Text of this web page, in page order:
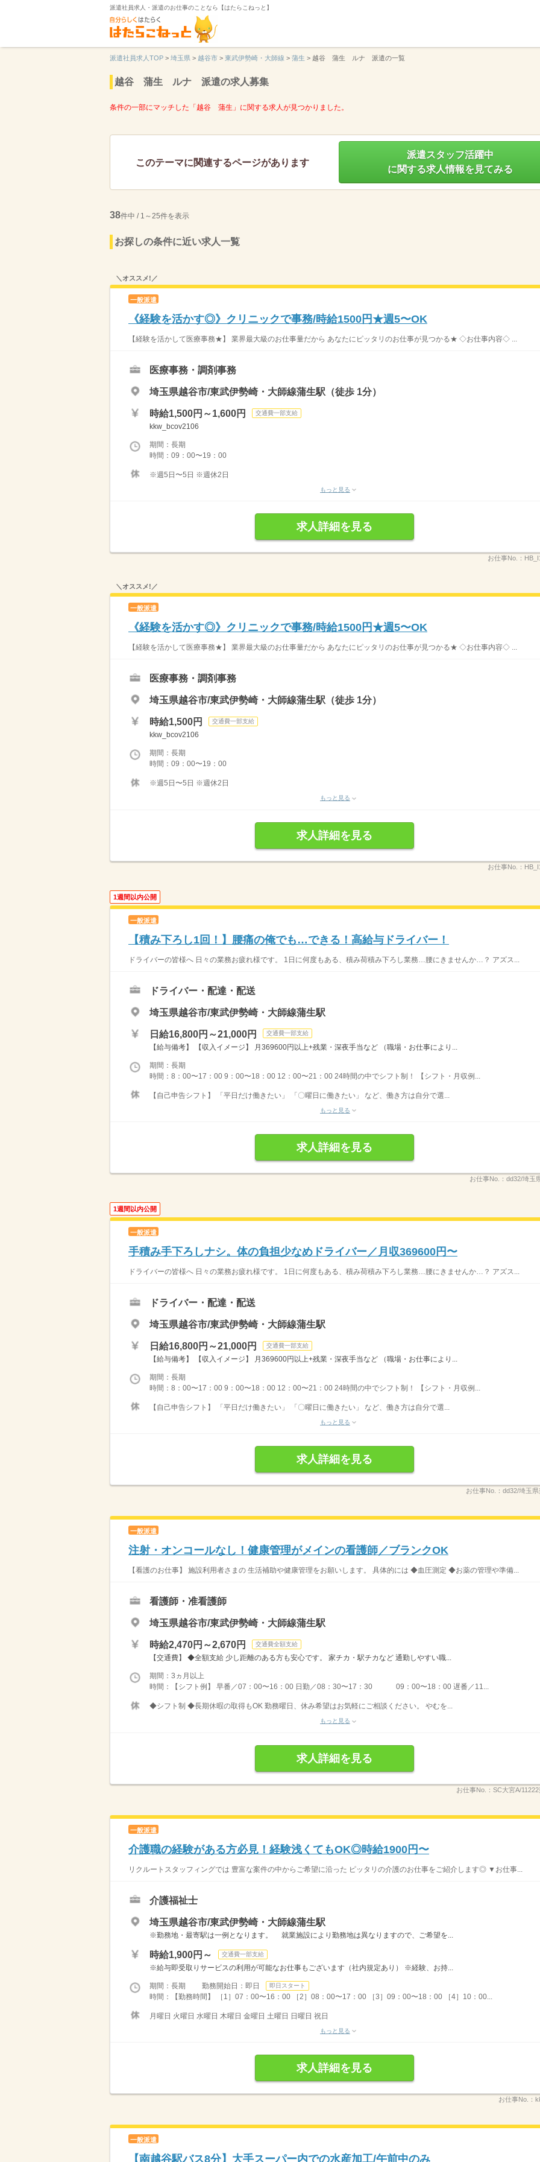
派遣社員求人・派遣のお仕事のことなら【はたらこねっと】
派遣社員求人TOP > 埼玉県 > 越谷市 > 東武伊勢崎・大師線 > 蒲生 > 越谷 蒲生 ルナ 派遣の一覧
越谷 蒲生 ルナ 派遣の求人募集
条件の一部にマッチした「越谷 蒲生」に関する求人が見つかりました。
このテーマに関連するページがあります
派遣スタッフ活躍中
に関する求人情報を見てみる
38件中 / 1～25件を表示
お探しの条件に近い求人一覧
＼オススメ!／
一般派遣
《経験を活かす◎》クリニックで事務/時給1500円★週5〜OK
【経験を活かして医療事務★】 業界最大級のお仕事量だから あなたにピッタリのお仕事が見つかる★ ◇お仕事内容◇ ...
医療事務・調剤事務
埼玉県越谷市/東武伊勢崎・大師線蒲生駅（徒歩 1分）
時給1,500円～1,600円 交通費一部支給
kkw_bcov2106
期間：長期
時間：09：00〜19：00
※週5日〜5日 ※週休2日
もっと見る
求人詳細を見る
お仕事No.：
＼オススメ!／
一般派遣
《経験を活かす◎》クリニックで事務/時給1500円★週5〜OK
【経験を活かして医療事務★】 業界最大級のお仕事量だから あなたにピッタリのお仕事が見つかる★ ◇お仕事内容◇ ...
医療事務・調剤事務
埼玉県越谷市/東武伊勢崎・大師線蒲生駅（徒歩 1分）
時給1,500円 交通費一部支給
kkw_bcov2106
期間：長期
時間：09：00〜19：00
※週5日〜5日 ※週休2日
もっと見る
求人詳細を見る
お仕事No.：
1週間以内公開
一般派遣
【積み下ろし1回！】腰痛の俺でも…できる！高給与ドライバー！
ドライバーの皆様へ 日々の業務お疲れ様です。 1日に何度もある、積み荷積み下ろし業務…腰にきませんか…？ アズス...
ドライバー・配達・配送
埼玉県越谷市/東武伊勢崎・大師線蒲生駅
日給16,800円～21,000円 交通費一部支給
【給与備考】 【収入イメージ】 月369600円以上+残業・深夜手当など （職場・お仕事により...
期間：長期
時間：8：00〜17：00 9：00〜18：00 12：00〜21：00 24時間の中でシフト制！ 【シフト・月収例...
【自己申告シフト】 「平日だけ働きたい」 「〇曜日に働きたい」 など、働き方は自分で選...
もっと見る
求人詳細を見る
お仕事No.： dd32/埼玉
1週間以内公開
一般派遣
手積み手下ろしナシ。体の負担少なめドライバー／月収369600円〜
ドライバーの皆様へ 日々の業務お疲れ様です。 1日に何度もある、積み荷積み下ろし業務…腰にきませんか…？ アズス...
ドライバー・配達・配送
埼玉県越谷市/東武伊勢崎・大師線蒲生駅
日給16,800円～21,000円 交通費一部支給
【給与備考】 【収入イメージ】 月369600円以上+残業・深夜手当など （職場・お仕事により...
期間：長期
時間：8：00〜17：00 9：00〜18：00 12：00〜21：00 24時間の中でシフト制！ 【シフト・月収例...
【自己申告シフト】 「平日だけ働きたい」 「〇曜日に働きたい」 など、働き方は自分で選...
もっと見る
求人詳細を見る
お仕事No.： dd32/埼玉
一般派遣
注射・オンコールなし！健康管理がメインの看護師／ブランクOK
【看護のお仕事】 施設利用者さまの 生活補助や健康管理をお願いします。 具体的には ◆血圧測定 ◆お薬の管理や準備...
看護師・准看護師
埼玉県越谷市/東武伊勢崎・大師線蒲生駅
時給2,470円～2,670円 交通費全額支給
【交通費】 ◆全額支給 少し距離のある方も安心です。 家チカ・駅チカなど 通勤しやすい職...
期間：3ヵ月以上
時間：【シフト例】 早番／07：00〜16：00 日勤／08：30〜17：30 09：00〜18：00 遅番／11...
◆シフト制 ◆長期休暇の取得もOK 勤務曜日、休み希望はお気軽にご相談ください。 やむを...
もっと見る
求人詳細を見る
お仕事No.： SC大宮A/
一般派遣
介護職の経験がある方必見！経験浅くてもOK◎時給1900円〜
リクルートスタッフィングでは 豊富な案件の中からご希望に沿った ピッタリの介護のお仕事をご紹介します◎ ▼お仕事...
介護福祉士
埼玉県越谷市/東武伊勢崎・大師線蒲生駅
※勤務地・最寄駅は一例となります。 就業施設により勤務地は異なりますので、ご希望を...
時給1,900円～ 交通費一部支給
※給与即受取りサービスの利用が可能なお仕事もございます（社内規定あり） ※経験、お持...
期間：長期 勤務開始日：即日 即日スタート
時間：【勤務時間】 ［1］07：00〜16：00 ［2］08：00〜17：00 ［3］09：00〜18：00 ［4］10：00...
月曜日 火曜日 水曜日 木曜日 金曜日 土曜日 日曜日 祝日
もっと見る
求人詳細を見る
お仕事No.：
一般派遣
【南越谷駅バス8分】大手スーパー内での水産加工/午前中のみ